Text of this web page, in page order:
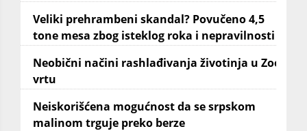
Veliki prehrambeni skandal? Povučeno 4,5
tone mesa zbog isteklog roka i nepravilnosti
Neobični načini rashlađivanja životinja u Zoo
vrtu
Neiskorišćena mogućnost da se srpskom
malinom trguje preko berze